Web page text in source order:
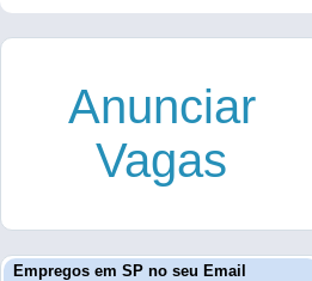
Anunciar
Vagas
Empregos em SP no seu Email